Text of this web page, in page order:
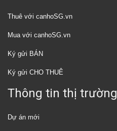
Thuê với canhoSG.vn
Mua với canhoSG.vn
Ký gửi BÁN
Ký gửi CHO THUÊ
Thông tin thị trường
Dự án mới